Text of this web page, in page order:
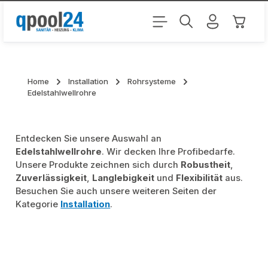
Zum Hauptinhalt springen
Home Installation
Rohrsysteme
Edelstahlwellrohre
Entdecken Sie unsere Auswahl an
Edelstahlwellrohre. Wir decken Ihre Profibedarfe.
Unsere Produkte zeichnen sich durch Robustheit,
Zuverlässigkeit, Langlebigkeit und Flexibilität aus.
Besuchen Sie auch unsere weiteren Seiten der
Kategorie Installation.